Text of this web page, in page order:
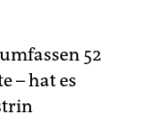
52
– hat es